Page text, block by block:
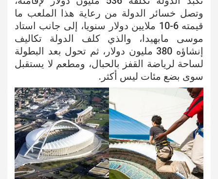
وتصل خسائر الدولة من رعاية هذا الملعب ما
قيمته 6-10 ملايين دولار سنويا، إلى جانب استاد
موسى مابهيدا، والذي كلف الدولة تكاليف
إنشاؤه 380 مليون دولار، ثم تحول بعد البطولة
لساحة لرياضة القفز بالحبال، ومطعم لا يستقبل
سوى بضع مئات ليس أكثر.